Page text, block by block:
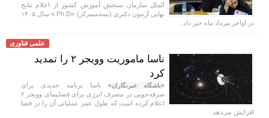
الملل سازمان سنجش آموزش کشور از اعلام نتایج
نهایی آزمون دکتری (نیمه‌متمرکز) «Ph.D.» سال ۱۴۰۵
در اواخر مرداد ماه خبر داد.
علمی فناوری
ناسا ماموریت وویجر ۲ را تمدید
کرد
«باشگاه خبرنگاران» ناسا برنامه جدیدی برای
صرفه‌جویی در مصرف انرژی برای فضاپیمای وویجر ۲
اعلام کرده است که طول عمر عملیاتی آن را در فضا
افزایش می‌دهد.